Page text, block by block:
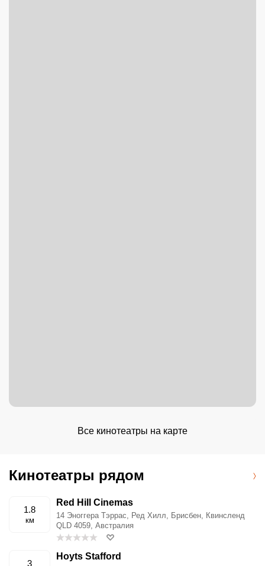
Все кинотеатры на карте
Кинотеатры рядом
1.8
км
Red Hill Cinemas
14 Эноггера Тэррас, Ред Хилл, Брисбен, Квинсленд
QLD 4059, Австралия
3
Hoyts Stafford